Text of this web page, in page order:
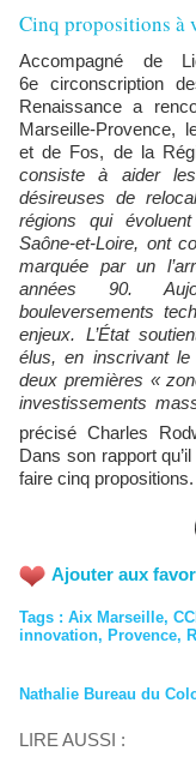
Cinq propositions à
Accompagné de Lionel Royer-Perreaut, député de la
6e circonscription
Renaissance a
Marseille-Provence,
et de Fos, de la
consiste à aider
désireuses de
régions qui
Saône-et-Loire, ont
marquée par un
années 90.
bouleversements
enjeux. L’État
élus, en inscrivant le
deux premières «
investissements
précisé Charles
Dans son rapport
faire cinq propositions.
Ajouter aux
Tags : Aix Marseille,
innovation, Provence,
Nathalie Bureau du
LIRE AUSSI :